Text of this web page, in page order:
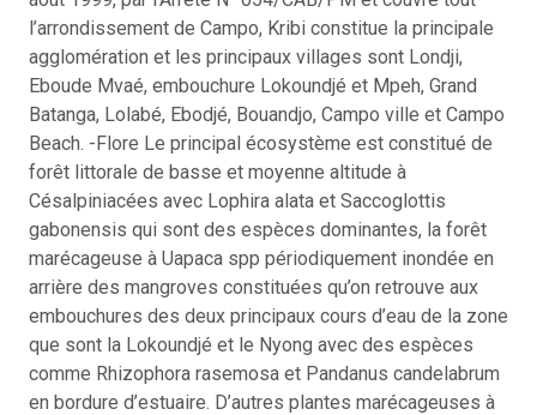
l’arrondissement de Campo, Kribi constitue la principale
agglomération et les principaux villages sont Londji,
Eboude Mvaé, embouchure Lokoundjé et Mpeh, Grand
Batanga, Lolabé, Ebodjé, Bouandjo, Campo ville et Campo
Beach. -Flore Le principal écosystème est constitué de
forêt littorale de basse et moyenne altitude à
Césalpiniacées avec Lophira alata et Saccoglottis
gabonensis qui sont des espèces dominantes, la forêt
marécageuse à Uapaca spp périodiquement inondée en
arrière des mangroves constituées qu’on retrouve aux
embouchures des deux principaux cours d’eau de la zone
que sont la Lokoundjé et le Nyong avec des espèces
comme Rhizophora rasemosa et Pandanus candelabrum
en bordure d’estuaire. D’autres plantes marécageuses à